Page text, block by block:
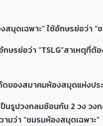
ฉพาะ” ใช้อักษรย่อว่า “ช
ษรย่อว่า “TSLG”สาเหตุที่
มาคมห้องสมุดแห่งประเ
งกลมซ้อนกัน 2 วง วงกล
ว่า “ชมรมห้องสมุดเฉพาะ